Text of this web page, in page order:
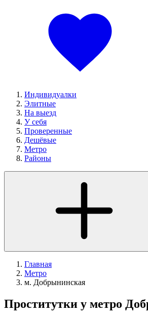
Индивидуалки
Элитные
На выезд
У себя
Проверенные
Дешёвые
Метро
Районы
Главная
Метро
м. Добрынинская
Проститутки у метро